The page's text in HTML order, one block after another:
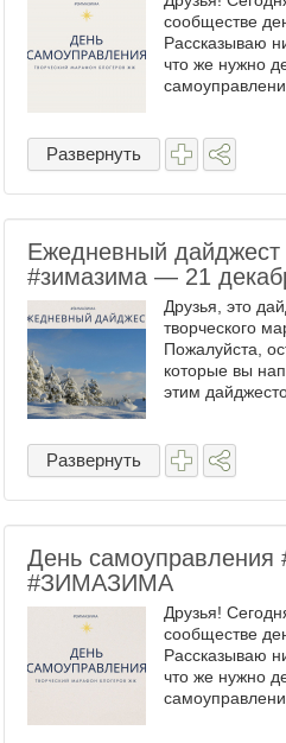
сообществе
Рассказываю
что же нужно
Развернуть
Ежедневный
#зимазима — 21
Друзья, это
творческого
Пожалуйста,
которые вы
этим
Развернуть
День
#ЗИМАЗИМА
Друзья!
сообществе
Рассказываю
что же нужно